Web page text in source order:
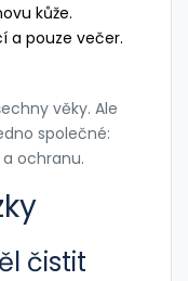
kůže.
a pouze večer.
věky. Ale
společné:
ochranu.
čistit